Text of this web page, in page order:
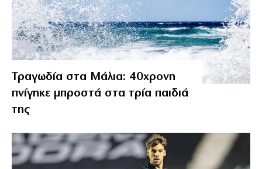
Τραγωδία στα Μάλια: 40χρονη
πνίγηκε μπροστά στα τρία παιδιά
της